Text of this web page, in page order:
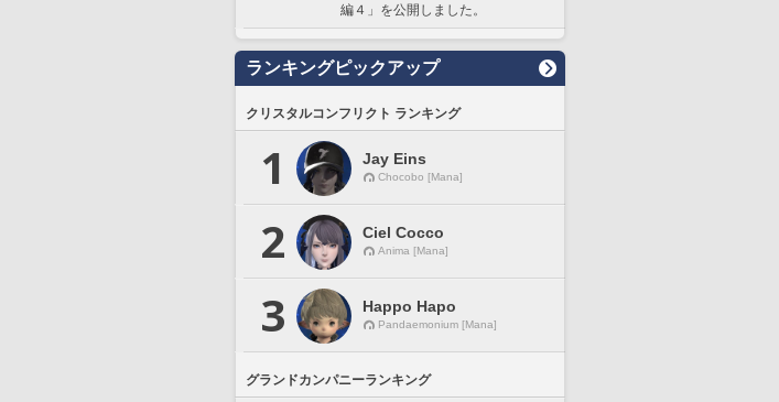
編４」を公開しました。
ランキングピックアップ
クリスタルコンフリクト ランキング
1 Jay Eins
Chocobo [Mana]
2 Ciel Cocco
Anima [Mana]
3 Happo Hapo
Pandaemonium [Mana]
グランドカンパニーランキング